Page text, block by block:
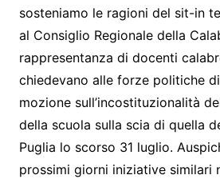
sosteniamo le ragioni del sit-in
al Consiglio Regionale della
rappresentanza di docenti
chiedevano alle forze politiche
mozione sull’incostituzionalità
della scuola sulla scia di quella
Puglia lo scorso 31 luglio.
prossimi giorni iniziative similari